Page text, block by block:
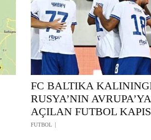
FC BALTIKA
RUSYA’NIN AVRUPA’YA
AÇILAN FUTBOL
FUTBOL